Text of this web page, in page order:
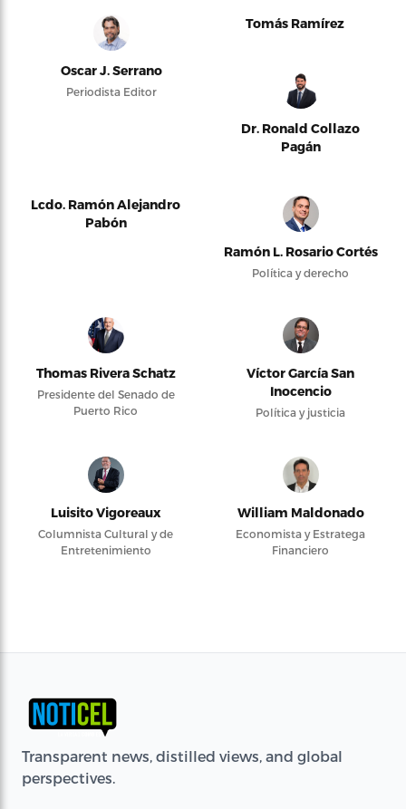
Oscar J. Serrano
Periodista Editor
Tomás Ramírez
Dr. Ronald Collazo
Pagán
Lcdo. Ramón Alejandro
Pabón
Ramón L. Rosario Cortés
Política y derecho
Thomas Rivera Schatz
Presidente del Senado de
Puerto Rico
Víctor García San
Inocencio
Política y justicia
Luisito Vigoreaux
Columnista Cultural y de
Entretenimiento
William Maldonado
Economista y Estratega
Financiero
Transparent news, distilled views, and global
perspectives.